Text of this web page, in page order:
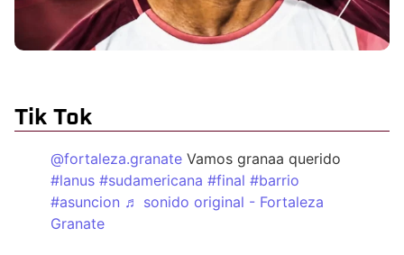
Tik Tok
@fortaleza.granate Vamos granaa querido
#lanus #sudamericana #final #barrio
#asuncion ♬ sonido original - Fortaleza
Granate